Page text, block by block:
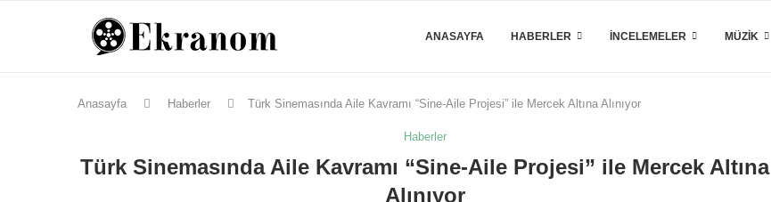
ANASAYFA HABERLER İNCELEMELER MÜZIK
Anasayfa Haberler Türk Sinemasında Aile Kavramı “Sine-Aile Projesi” ile Mercek Altına Alınıyor
Haberler
Türk Sinemasında Aile Kavramı “Sine-Aile Projesi” ile Mercek Altına
Alınıyor